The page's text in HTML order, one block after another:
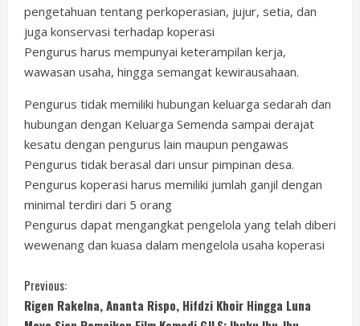
pengetahuan tentang perkoperasian, jujur, setia, dan
juga konservasi terhadap koperasi
Pengurus harus mempunyai keterampilan kerja,
wawasan usaha, hingga semangat kewirausahaan.
Pengurus tidak memiliki hubungan keluarga sedarah dan
hubungan dengan Keluarga Semenda sampai derajat
kesatu dengan pengurus lain maupun pengawas
Pengurus tidak berasal dari unsur pimpinan desa.
Pengurus koperasi harus memiliki jumlah ganjil dengan
minimal terdiri dari 5 orang
Pengurus dapat mengangkat pengelola yang telah diberi
wewenang dan kuasa dalam mengelola usaha koperasi
C
Previous:
Rigen Rakelna, Ananta Rispo, Hifdzi Khoir Hingga Luna